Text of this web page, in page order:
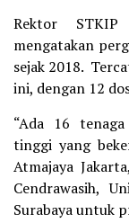
Rektor STKIP
mengatakan
sejak 2018.
ini, dengan 12
“Ada 16
tinggi yang
Atmajaya
Cendrawasih,
Surabaya untuk